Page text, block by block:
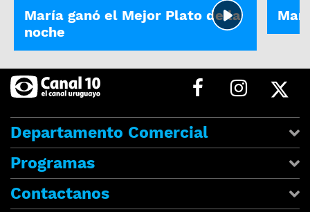
María ganó el Mejor Plato de la
noche
Departamento Comercial
Programas
Contactanos